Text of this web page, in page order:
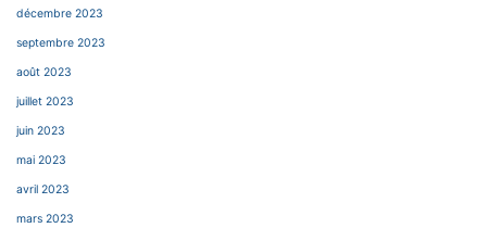
décembre 2023
septembre 2023
août 2023
juillet 2023
juin 2023
mai 2023
avril 2023
mars 2023